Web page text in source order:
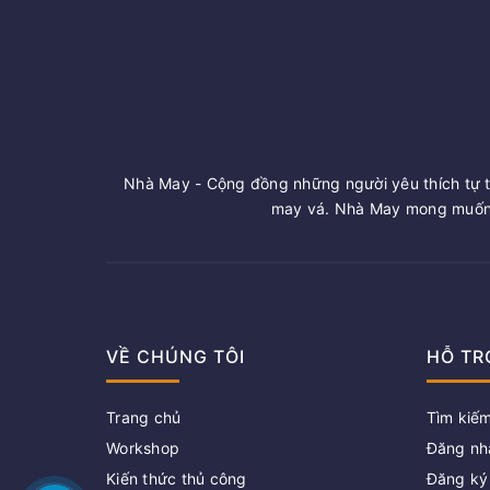
Nhà May - Cộng đồng những người yêu thích
may vá. Nhà May mong
VỀ CHÚNG TÔI
Trang chủ
Workshop
Kiến thức thủ công
HỖ
Tìm
Đăng
Đăng ký